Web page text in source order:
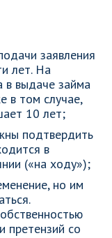
заявления
лет. На
в выдаче займа
в том случае,
10 лет;
подтвердить
в
(«на ходу»);
но им
претензий со